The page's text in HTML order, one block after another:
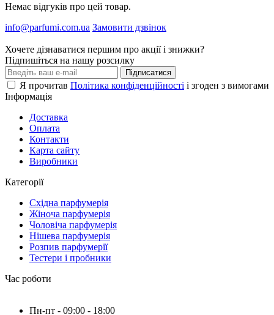
Немає відгуків про цей товар.
info@parfumi.com.ua Замовити дзвінок
Хочете дізнаватися першим про акції і знижки?
Підпишіться на нашу розсилку
Підписатися
Я прочитав Політика конфіденційності і згоден з вимогами
Інформація
Доставка
Оплата
Контакти
Карта сайту
Виробники
Категорії
Східна парфумерія
Жіноча парфумерія
Чоловіча парфумерія
Нішева парфумерія
Розпив парфумерії
Тестери і пробники
Час роботи
Пн-пт - 09:00 - 18:00